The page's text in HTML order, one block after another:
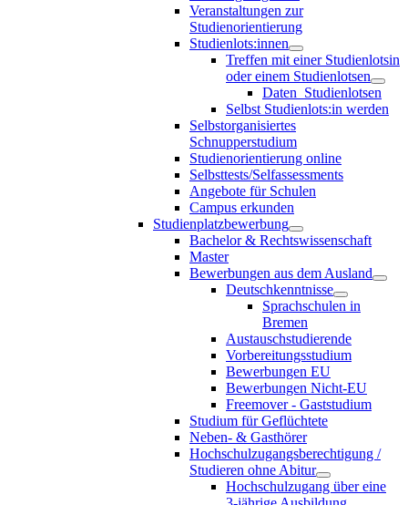
Veranstaltungen zur
Studienorientierung
Studienlots:innen
Treffen mit einer Studienlotsin
oder einem Studienlotsen
Daten_Studienlotsen
Selbst Studienlots:in werden
Selbstorganisiertes
Schnupperstudium
Studienorientierung online
Selbsttests/Selfassessments
Angebote für Schulen
Campus erkunden
Studienplatzbewerbung
Bachelor & Rechtswissenschaft
Master
Bewerbungen aus dem Ausland
Deutschkenntnisse
Sprachschulen in
Bremen
Austauschstudierende
Vorbereitungsstudium
Bewerbungen EU
Bewerbungen Nicht-EU
Freemover - Gaststudium
Studium für Geflüchtete
Neben- & Gasthörer
Hochschulzugangsberechtigung /
Studieren ohne Abitur
Hochschulzugang über eine